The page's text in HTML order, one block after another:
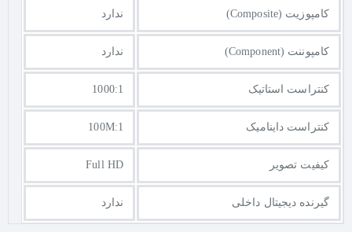
کامپوزیت (Composite) ندارد
کامپوننت (Component) ندارد
کنتراست استاتیک 1000:1
کنتراست داینامیک 100M:1
کیفیت تصویر Full HD
گیرنده دیجیتال داخلی ندارد